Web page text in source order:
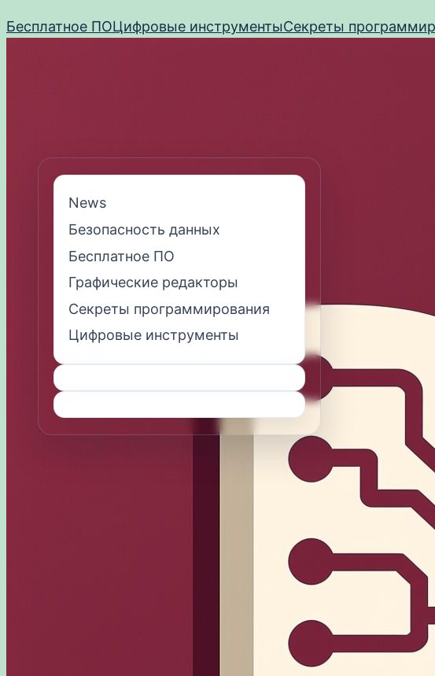
к
Бесплатное ПОЦифровые инструментыСекреты
News
Безопасность данных
Бесплатное ПО
Графические редакторы
Секреты программирования
Цифровые инструменты